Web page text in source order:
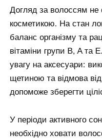
Догляд за волоссям
косметикою. На стан
баланс організму та
вітаміни групи B, A та
увагу на аксесуари:
щетиною та відмова
допоможе зберегти
У періоди активного
необхідно ховати